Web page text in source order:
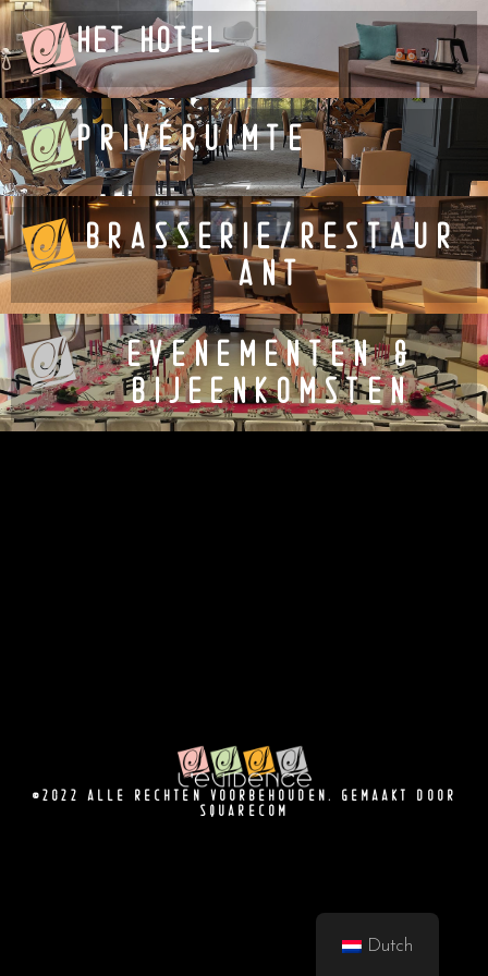
HET HOTEL
PRIVÉRUIMTE
BRASSERIE/RESTAUR
ANT
EVENEMENTEN &
BIJEENKOMSTEN
©2022 ALLE RECHTEN VOORBEHOUDEN. GEMAAKT DOOR
SQUARECOM
Dutch